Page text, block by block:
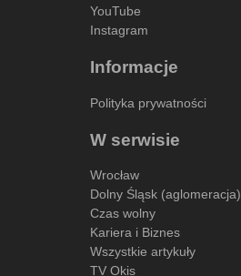
YouTube
Instagram
Informacje
Polityka prywatności
W serwisie
Wrocław
Dolny Śląsk (aglomeracja)
Czas wolny
Kariera i Biznes
Wszystkie artykuły
TV Okis